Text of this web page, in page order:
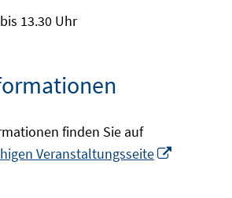
13.30 Uhr
finden Sie auf
Veranstaltungsseite